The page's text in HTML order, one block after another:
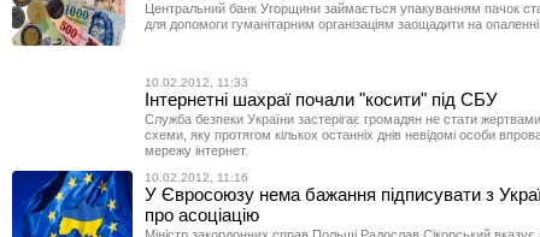
Центральний банк Угорщини займається упакуванням пачок
для допомоги гуманітарним організаціям заощадити на
10.02.2012, 11:33
Інтернетні шахраї почали "косити" під СБУ
Служба безпеки України застерігає громадян не стати
схеми, яку протягом кількох останніх днів невідомі особи
мережу інтернет.
10.02.2012, 11:16
У Євросоюзу нема бажання підписувати з
про асоціацію